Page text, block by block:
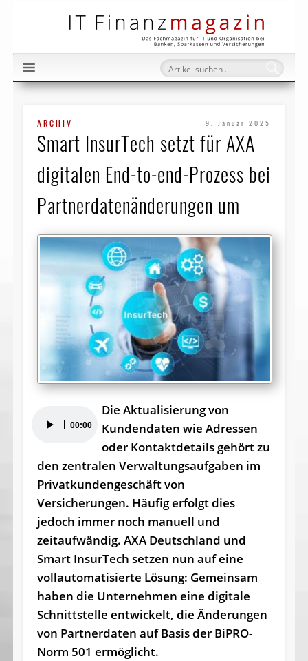
ARCHIV 9. Januar 2025
Smart InsurTech setzt für AXA
digitalen End-to-end-Prozess bei
Partnerdatenänderungen um
Player 00:00
Die Aktualisierung von
Kundendaten wie Adressen
oder Kontaktdetails gehört zu
den zentralen Verwaltungsaufgaben im
Privatkundengeschäft von
Versicherungen. Häufig erfolgt dies
jedoch immer noch manuell und
zeitaufwändig. AXA Deutschland und
Smart InsurTech setzen nun auf eine
vollautomatisierte Lösung: Gemeinsam
haben die Unternehmen eine digitale
Schnittstelle entwickelt, die Änderungen
von Partnerdaten auf Basis der BiPRO-
Norm 501 ermöglicht.